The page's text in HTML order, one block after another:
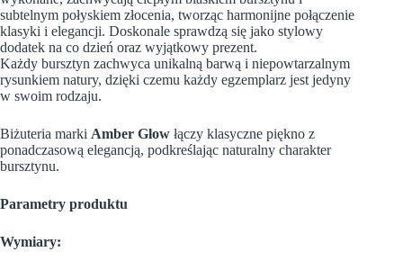
subtelnym połyskiem złocenia, tworząc harmonijne połączenie
klasyki i elegancji. Doskonale sprawdzą się jako stylowy
dodatek na co dzień oraz wyjątkowy prezent.
Każdy bursztyn zachwyca unikalną barwą i niepowtarzalnym
rysunkiem natury, dzięki czemu każdy egzemplarz jest jedyny
w swoim rodzaju.
Biżuteria marki Amber Glow łączy klasyczne piękno z
ponadczasową elegancją, podkreślając naturalny charakter
bursztynu.
Parametry produktu
Wymiary: